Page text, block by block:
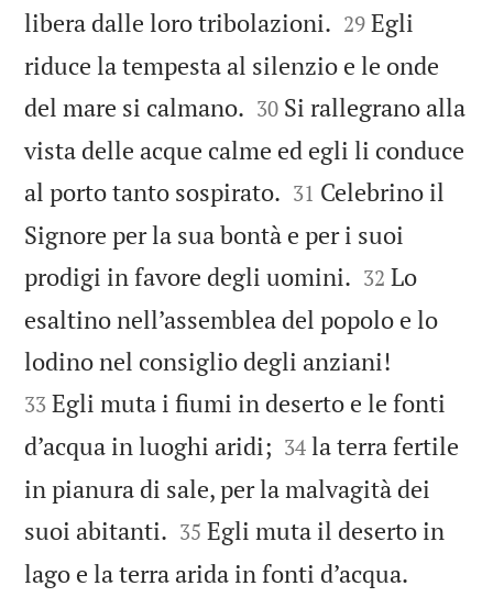
libera dalle loro tribolazioni. 

29 Egli
riduce la tempesta al silenzio e le onde
del mare si calmano. 

30 Si rallegrano alla
vista delle acque calme ed egli li conduce
al porto tanto sospirato. 

31 Celebrino il
Signore per la sua bontà e per i suoi
prodigi in favore degli uomini. 

32 Lo
esaltino nell’assemblea del popolo e lo
lodino nel consiglio degli anziani!
33 Egli muta i fiumi in deserto e le fonti
d’acqua in luoghi aridi; 

34 la terra fertile
in pianura di sale, per la malvagità dei
suoi abitanti. 

35 Egli muta il deserto in
lago e la terra arida in fonti d’acqua.